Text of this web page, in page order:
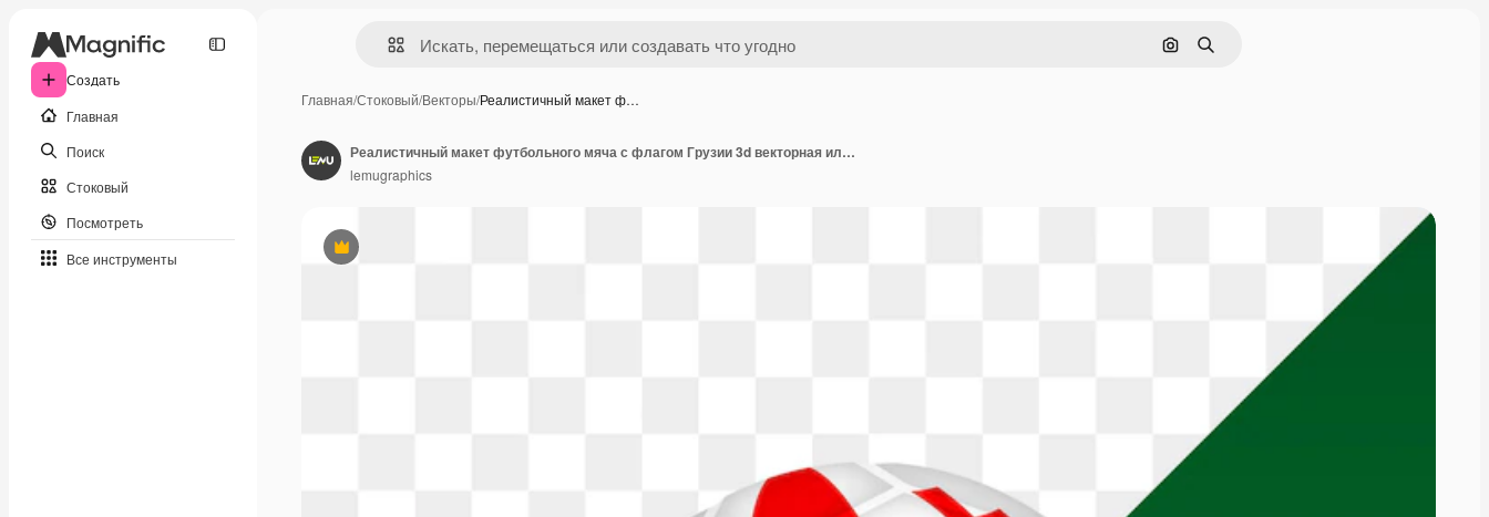
Создать
Главная
Поиск
Стоковый
Посмотреть
Все инструменты
Поиск по изображению
Поиск
Главная/Стоковый/Векторы/Реалистичный макет ф…
Премиум
Реалистичный макет футбольного мяча с флагом Грузии 3d векторная иллюстрация изолирована
lemugraphics